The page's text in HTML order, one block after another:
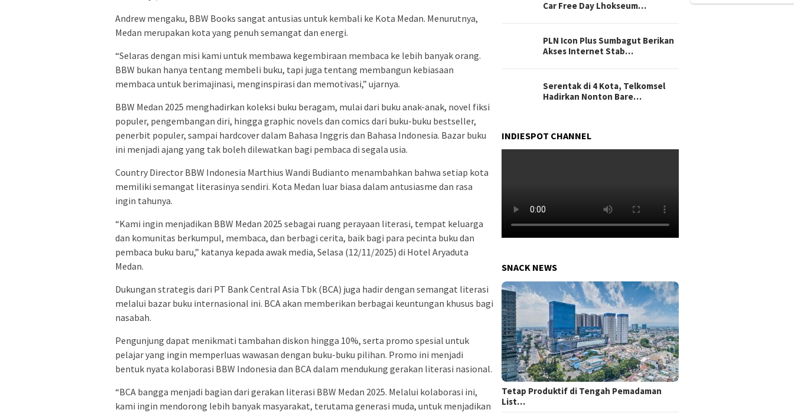
Andrew mengaku, BBW Books sangat antusias untuk kembali ke Kota Medan. Menurutnya,
Medan merupakan kota yang penuh semangat dan energi.
“Selaras dengan misi kami untuk membawa kegembiraan membaca ke lebih banyak orang.
BBW bukan hanya tentang membeli buku, tapi juga tentang membangun kebiasaan
membaca untuk berimajinasi, menginspirasi dan memotivasi,” ujarnya.
BBW Medan 2025 menghadirkan koleksi buku beragam, mulai dari buku anak-anak, novel fiksi
populer, pengembangan diri, hingga graphic novels dan comics dari buku-buku bestseller,
penerbit populer, sampai hardcover dalam Bahasa Inggris dan Bahasa Indonesia. Bazar buku
ini menjadi ajang yang tak boleh dilewatkan bagi pembaca di segala usia.
Country Director BBW Indonesia Marthius Wandi Budianto menambahkan bahwa setiap kota
memiliki semangat literasinya sendiri. Kota Medan luar biasa dalam antusiasme dan rasa
ingin tahunya.
“Kami ingin menjadikan BBW Medan 2025 sebagai ruang perayaan literasi, tempat keluarga
dan komunitas berkumpul, membaca, dan berbagi cerita, baik bagi para pecinta buku dan
pembaca buku baru,” katanya kepada awak media, Selasa (12/11/2025) di Hotel Aryaduta
Medan.
Dukungan strategis dari PT Bank Central Asia Tbk (BCA) juga hadir dengan semangat literasi
melalui bazar buku internasional ini. BCA akan memberikan berbagai keuntungan khusus bagi
nasabah.
Pengunjung dapat menikmati tambahan diskon hingga 10%, serta promo spesial untuk
pelajar yang ingin memperluas wawasan dengan buku-buku pilihan. Promo ini menjadi
bentuk nyata kolaborasi BBW Indonesia dan BCA dalam mendukung gerakan literasi nasional.
“BCA bangga menjadi bagian dari gerakan literasi BBW Medan 2025. Melalui kolaborasi ini,
kami ingin mendorong lebih banyak masyarakat, terutama generasi muda, untuk menjadikan
Car Free Day Lhokseum…
PLN Icon Plus Sumbagut Berikan
Akses Internet Stab…
Serentak di 4 Kota, Telkomsel
Hadirkan Nonton Bare…
INDIESPOT CHANNEL
SNACK NEWS
Tetap Produktif di Tengah Pemadaman
List…